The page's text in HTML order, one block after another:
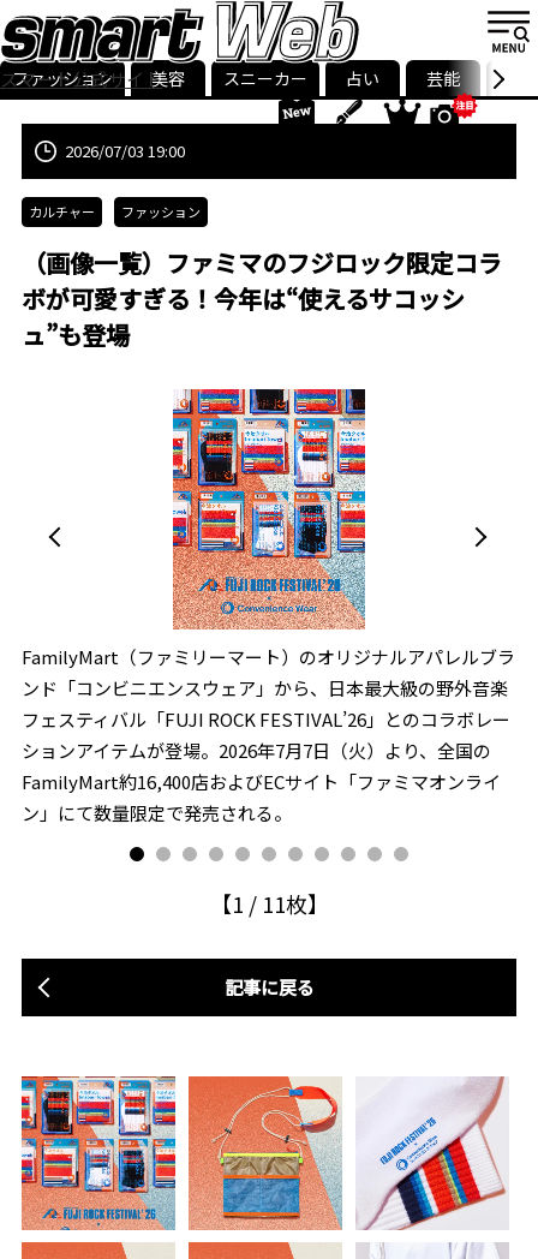
スマート公式サイト
smart最新号
記事一覧ランキング
ストリ
ファッション 美容 スニーカー 占い 芸能 グル
2026/07/03 19:00
カルチャー ファッション
（画像一覧）ファミマのフジロック限定コラ
ボが可愛すぎる！今年は“使えるサコッシ
ュ”も登場
FamilyMart（ファミリーマート）のオリジナルアパレルブラ
ンド「コンビニエンスウェア」から、日本最大級の野外音楽
フェスティバル「FUJI ROCK FESTIVAL’26」とのコラボレー
ションアイテムが登場。2026年7月7日（火）より、全国の
FamilyMart約16,400店およびECサイト「ファミマオンライ
ン」にて数量限定で発売される。
【1 / 11枚】
記事に戻る